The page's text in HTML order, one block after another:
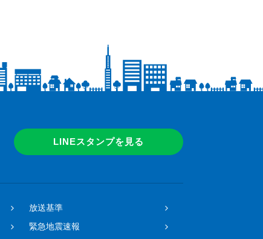
LINEスタンプを見る
放送基準
緊急地震速報